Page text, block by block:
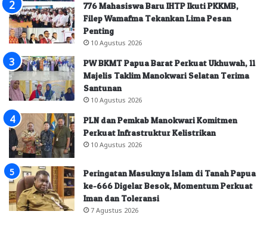
776 Mahasiswa Baru IHTP Ikuti PKKMB,
Filep Wamafma Tekankan Lima Pesan
Penting
10 Agustus 2026
PW BKMT Papua Barat Perkuat Ukhuwah, 11
Majelis Taklim Manokwari Selatan Terima
Santunan
10 Agustus 2026
PLN dan Pemkab Manokwari Komitmen
Perkuat Infrastruktur Kelistrikan
10 Agustus 2026
Peringatan Masuknya Islam di Tanah Papua
ke-666 Digelar Besok, Momentum Perkuat
Iman dan Toleransi
7 Agustus 2026